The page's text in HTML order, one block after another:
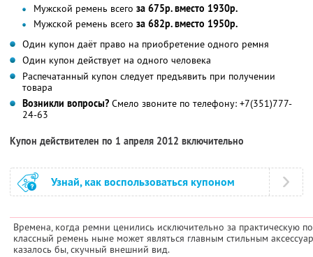
Мужской ремень всего за 675р. вместо 1930р.
Мужской ремень всего за 682р. вместо 1950р.
Один купон даёт право на приобретение одного ремня
Один купон действует на одного человека
Распечатанный купон следует предъявить при получении
товара
Возникли вопросы? Смело звоните по телефону: +7(351)777-
24-63
Купон действителен по 1 апреля 2012 включительно
Узнай, как воспользоваться купоном
Времена, когда ремни ценились исключительно за практическую
классный ремень ныне может являться главным стильным
казалось бы, скучный внешний вид.